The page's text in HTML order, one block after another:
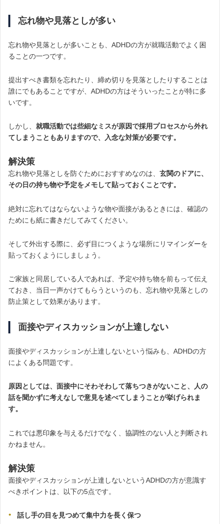
忘れ物や見落としが多い
忘れ物や見落としが多いことも、ADHDの方が就職活動でよく困
ることの一つです。
提出すべき書類を忘れたり、締め切りを見落としたりすることは
誰にでもあることですが、ADHDの方はそういったことが特に多
いです。
しかし、 就職活動では些細なミスが原因で採用プロセスから外れ
てしまうこともありますので、入念な対策が必要です。
解決策
忘れ物や見落としを防ぐためにおすすめなのは、 玄関のドアに、
その日の持ち物や予定をメモして貼っておくことです。
絶対に忘れてはならないような物や面接があるときには、確認の
ためにも紙に書きだしてみてください。
そして外出する際に、必ず目につくような場所にリマインダーを
貼っておくようにしましょう。
ご家族と同居している人であれば、予定や持ち物を前もって伝え
ておき、当日一声かけてもらうというのも、忘れ物や見落としの
防止策として効果があります。
面接やディスカッションが上達しない
面接やディスカッションが上達しないという悩みも、ADHDの方
によくある問題です。
原因としては、面接中にそわそわして落ちつきがないこと、人の
話を聞かずに考えなしで意見を述べてしまうことが挙げられま
す。
これでは悪印象を与えるだけでなく、協調性のない人と判断され
かねません。
解決策
面接やディスカッションが上達しないというADHDの方が意識す
べきポイントは、以下の5点です。
話し手の目を見つめて集中力を長く保つ